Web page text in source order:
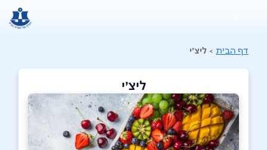
דף הבית > ליצ׳י
ליצ׳י